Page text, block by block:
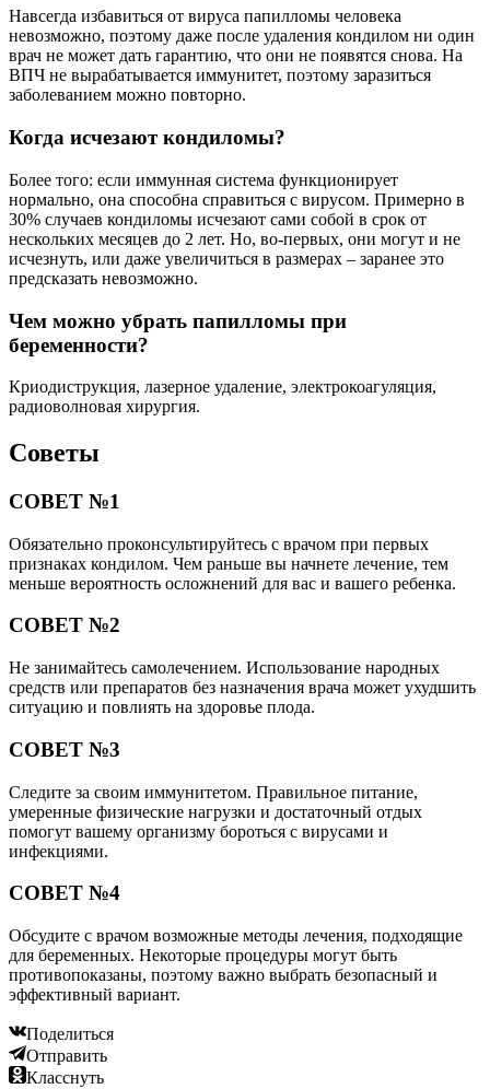
Навсегда избавиться от вируса папилломы человека
невозможно, поэтому даже после удаления кондилом ни один
врач не может дать гарантию, что они не появятся снова. На
ВПЧ не вырабатывается иммунитет, поэтому заразиться
заболеванием можно повторно.
Когда исчезают кондиломы?
Более того: если иммунная система функционирует
нормально, она способна справиться с вирусом. Примерно в
30% случаев кондиломы исчезают сами собой в срок от
нескольких месяцев до 2 лет. Но, во-первых, они могут и не
исчезнуть, или даже увеличиться в размерах – заранее это
предсказать невозможно.
Чем можно убрать папилломы при
беременности?
Криодиструкция, лазерное удаление, электрокоагуляция,
радиоволновая хирургия.
Советы
СОВЕТ №1
Обязательно проконсультируйтесь с врачом при первых
признаках кондилом. Чем раньше вы начнете лечение, тем
меньше вероятность осложнений для вас и вашего ребенка.
СОВЕТ №2
Не занимайтесь самолечением. Использование народных
средств или препаратов без назначения врача может ухудшить
ситуацию и повлиять на здоровье плода.
СОВЕТ №3
Следите за своим иммунитетом. Правильное питание,
умеренные физические нагрузки и достаточный отдых
помогут вашему организму бороться с вирусами и
инфекциями.
СОВЕТ №4
Обсудите с врачом возможные методы лечения, подходящие
для беременных. Некоторые процедуры могут быть
противопоказаны, поэтому важно выбрать безопасный и
эффективный вариант.
Поделиться
Отправить
Класснуть